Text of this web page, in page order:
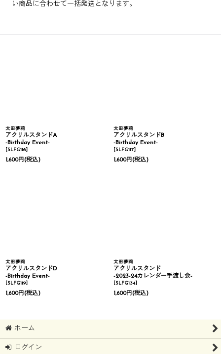
い商品に合わせて一括発送となります。
太田夢莉
アクリルスタンドA
-Birthday Event-
[SLFG116]
1,600円(税込)
太田夢莉
アクリルスタンドB
-Birthday Event-
[SLFG117]
1,600円(税込)
太田夢莉
アクリルスタンドD
-Birthday Event-
[SLFG119]
1,600円(税込)
太田夢莉
アクリルスタンド
-2023-24カレンダー手渡し会-
[SLFG134]
1,600円(税込)
ホーム
ログイン